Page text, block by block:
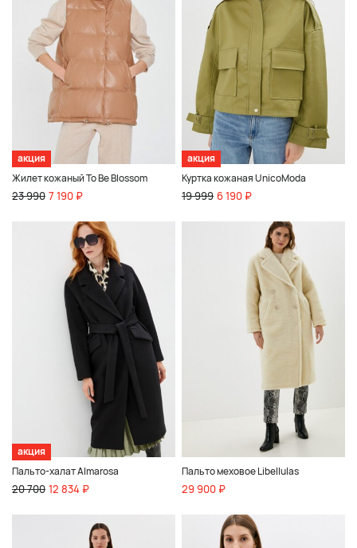
акция
Жилет кожаный To Be Blossom
23 990 7 190 ₽
акция
Куртка кожаная UnicoModa
19 999 6 190 ₽
акция
Пальто-халат Almarosa
20 700 12 834 ₽
Пальто меховое Libellulas
29 900 ₽